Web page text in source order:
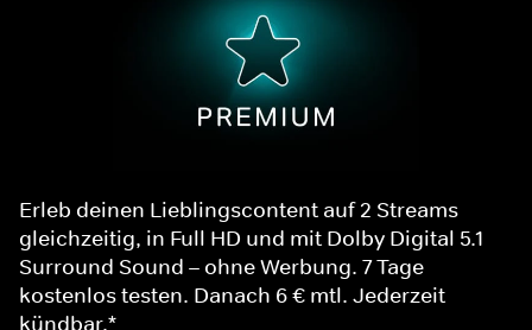
Erleb deinen Lieblingscontent auf 2 Streams
gleichzeitig, in Full HD und mit Dolby Digital 5.1
Surround Sound – ohne Werbung. 7 Tage
kostenlos testen. Danach 6 € mtl. Jederzeit
kündbar.*